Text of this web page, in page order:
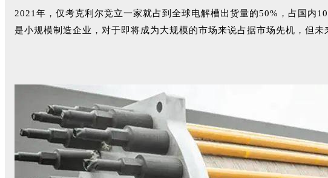
2021年，仅考克利尔竞立一家就占到全球电解槽出货量的50%，占国内
是小规模制造企业，对于即将成为大规模的市场来说占据市场先机，但未